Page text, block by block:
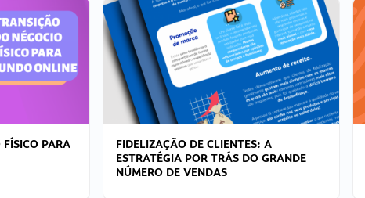
PARA
FIDELIZAÇÃO DE CLIENTES: A
ESTRATÉGIA POR TRÁS DO GRANDE
NÚMERO DE VENDAS